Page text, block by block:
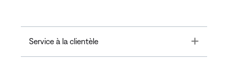
Service à la clientèle Toggle